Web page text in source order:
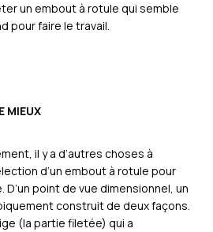
un embout à rotule qui semble
pour faire le travail.
MIEUX
il y a d’autres choses à
d’un embout à rotule pour
point de vue dimensionnel, un
construit de deux façons.
(la partie filetée) qui a